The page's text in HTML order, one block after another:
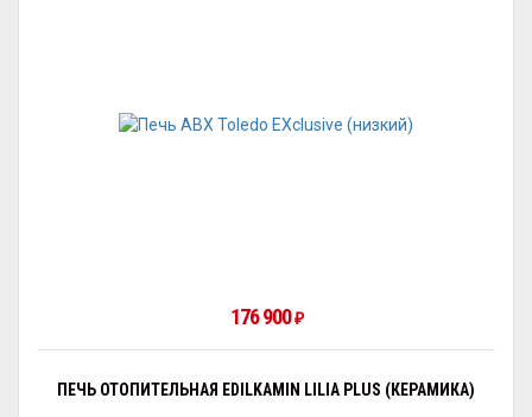
176 900₽
ПЕЧЬ ОТОПИТЕЛЬНАЯ EDILKAMIN LILIA PLUS (КЕРАМИКА)